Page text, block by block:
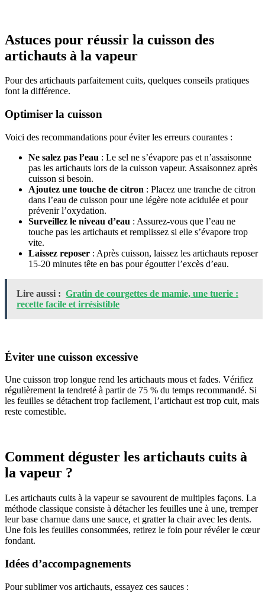
Astuces pour réussir la cuisson des
artichauts à la vapeur
Pour des artichauts parfaitement cuits, quelques conseils pratiques
font la différence.
Optimiser la cuisson
Voici des recommandations pour éviter les erreurs courantes :
Ne salez pas l’eau : Le sel ne s’évapore pas et n’assaisonne
pas les artichauts lors de la cuisson vapeur. Assaisonnez après
cuisson si besoin.
Ajoutez une touche de citron : Placez une tranche de citron
dans l’eau de cuisson pour une légère note acidulée et pour
prévenir l’oxydation.
Surveillez le niveau d’eau : Assurez-vous que l’eau ne
touche pas les artichauts et remplissez si elle s’évapore trop
vite.
Laissez reposer : Après cuisson, laissez les artichauts reposer
15-20 minutes tête en bas pour égoutter l’excès d’eau.
Lire aussi : Gratin de courgettes de mamie, une tuerie :
recette facile et irrésistible
Éviter une cuisson excessive
Une cuisson trop longue rend les artichauts mous et fades. Vérifiez
régulièrement la tendreté à partir de 75 % du temps recommandé. Si
les feuilles se détachent trop facilement, l’artichaut est trop cuit, mais
reste comestible.
Comment déguster les artichauts cuits à
la vapeur ?
Les artichauts cuits à la vapeur se savourent de multiples façons. La
méthode classique consiste à détacher les feuilles une à une, tremper
leur base charnue dans une sauce, et gratter la chair avec les dents.
Une fois les feuilles consommées, retirez le foin pour révéler le cœur
fondant.
Idées d’accompagnements
Pour sublimer vos artichauts, essayez ces sauces :